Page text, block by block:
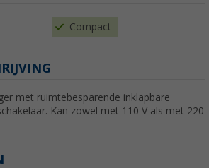
Compact
met ruimtebesparende inklapbare
Kan zowel met 110 V als met 220